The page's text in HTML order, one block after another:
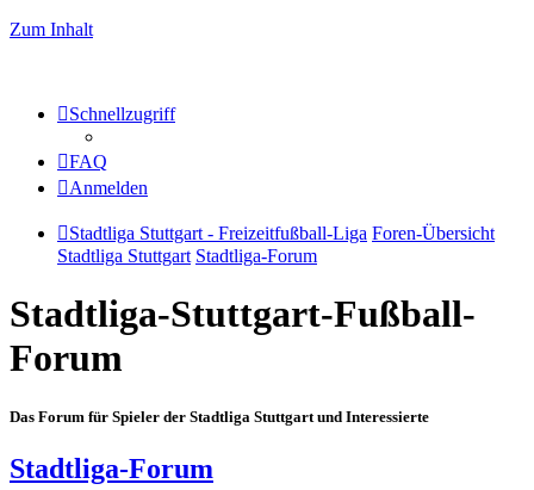
Zum Inhalt
Schnellzugriff
FAQ
Anmelden
Stadtliga Stuttgart - Freizeitfußball-Liga Foren-Übersicht
Stadtliga Stuttgart Stadtliga-Forum
Stadtliga-Stuttgart-Fußball-
Forum
Das Forum für Spieler der Stadtliga Stuttgart und Interessierte
Stadtliga-Forum